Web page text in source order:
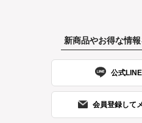
新商品やお得な情
公式
会員登録して